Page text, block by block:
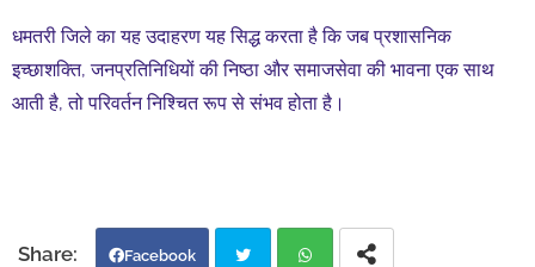
धमतरी जिले का यह उदाहरण यह सिद्ध करता है कि जब प्रशासनिक
इच्छाशक्ति, जनप्रतिनिधियों की निष्ठा और समाजसेवा की भावना एक साथ
आती है, तो परिवर्तन निश्चित रूप से संभव होता है।
Facebook